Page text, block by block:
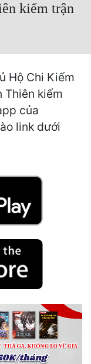
kiếm trận
Hộ Chi Kiếm
Thiên kiếm
của
link dưới